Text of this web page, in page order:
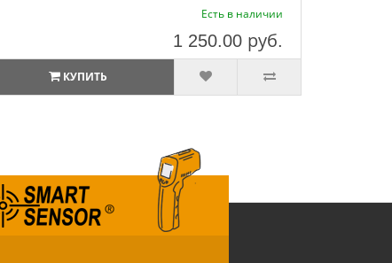
Есть в наличии
1 250.00 руб.
КУПИТЬ